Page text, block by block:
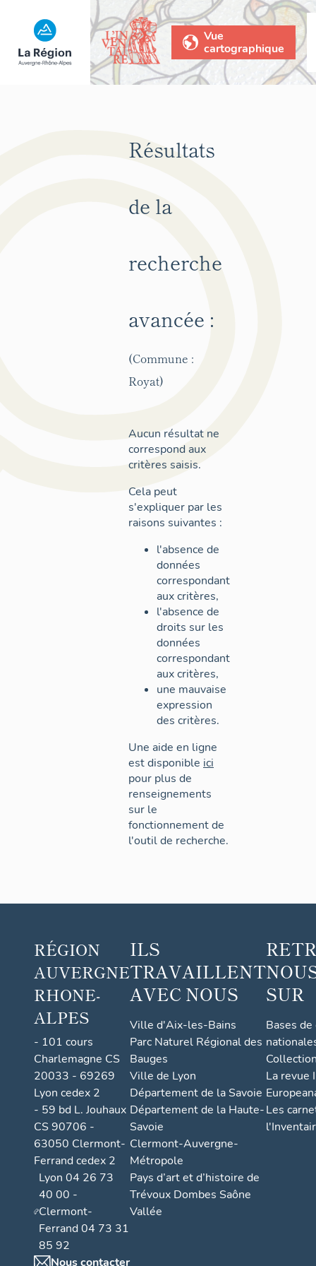
Vue
cartographique
Résultats
de la
recherche
avancée :
(Commune :
Royat)
Aucun résultat ne
correspond aux
critères saisis.
Cela peut
s'expliquer par les
raisons suivantes :
l'absence de
données
correspondant
aux critères,
l'absence de
droits sur les
données
correspondant
aux critères,
une mauvaise
expression
des critères.
Une aide en ligne
est disponible ici
pour plus de
renseignements
sur le
fonctionnement de
l'outil de recherche.
RÉGION
AUVERGNE
RHONE-
ALPES
- 101 cours
Charlemagne CS
20033 - 69269
Lyon cedex 2
- 59 bd L. Jouhaux
CS 90706 -
63050 Clermont-
Ferrand cedex 2
Lyon 04 26 73
40 00 -
Clermont-
Ferrand 04 73 31
85 92
Nous contacter
ILS
TRAVAILLENT
AVEC NOUS
Ville d'Aix-les-Bains
Parc Naturel Régional des
Bauges
Ville de Lyon
Département de la Savoie
Département de la Haute-
Savoie
Clermont-Auvergne-
Métropole
Pays d’art et d’histoire de
Trévoux Dombes Saône
Vallée
SUR
Bases
La revue
Les